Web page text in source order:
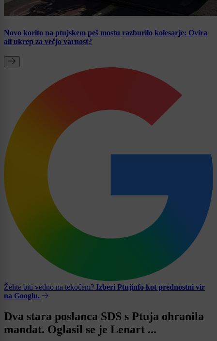
Novo korito na ptujskem peš mostu razburilo kolesarje: Ovira
ali ukrep za večjo varnost?
Želite biti vedno na tekočem? Izberi Ptujinfo kot prednostni vir
na Googlu.
Dva stara poslanca SDS s Ptuja ohranila
mandat. Oglasil se je Lenart ...